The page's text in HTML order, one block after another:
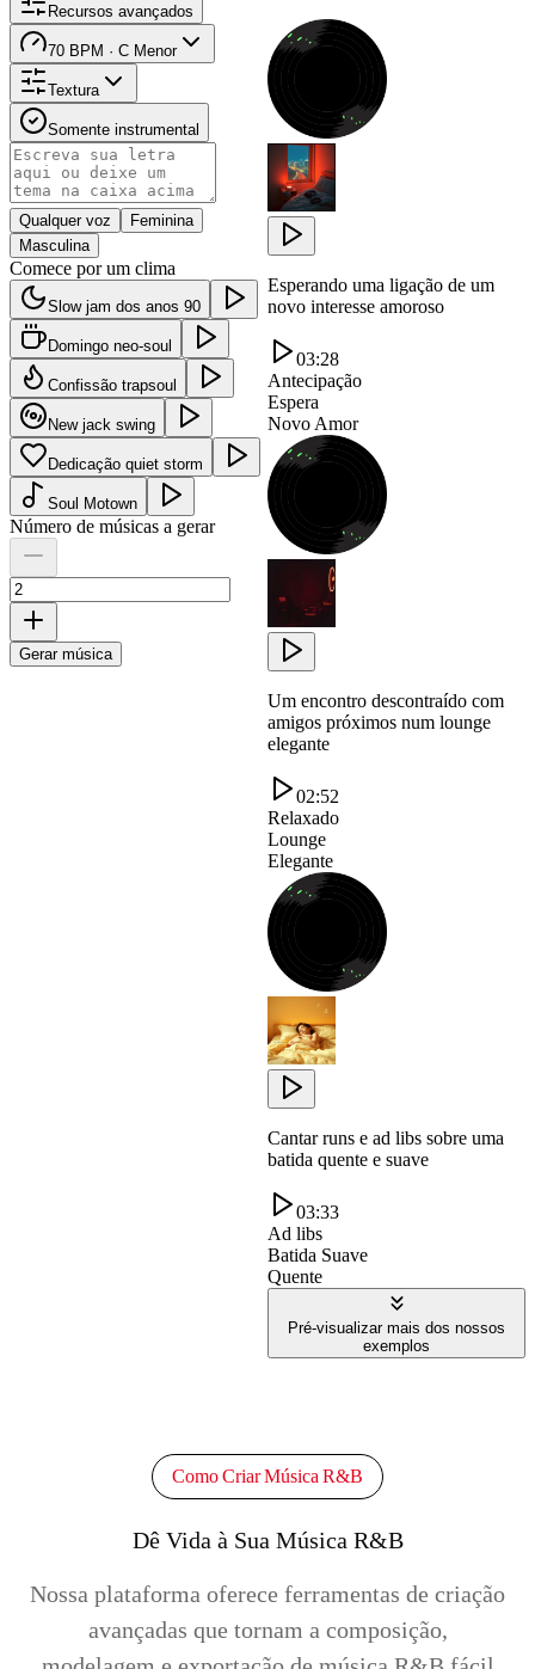
Recursos avançados
70 BPM · C Menor
Textura
Somente instrumental
Qualquer voz
Feminina
Masculina
Comece por um clima
Slow jam dos anos 90
Domingo neo-soul
Confissão trapsoul
New jack swing
Dedicação quiet storm
Soul Motown
Número de músicas a gerar
Gerar música
Esperando uma ligação de um
novo interesse amoroso
03:28
Antecipação
Espera
Novo Amor
Um encontro descontraído com
amigos próximos num lounge
elegante
02:52
Relaxado
Lounge
Elegante
Cantar runs e ad libs sobre uma
batida quente e suave
03:33
Ad libs
Batida Suave
Quente
Pré-visualizar mais dos nossos
exemplos
Como Criar Música R&B
Dê Vida à Sua Música R&B
Nossa plataforma oferece ferramentas de criação
avançadas que tornam a composição,